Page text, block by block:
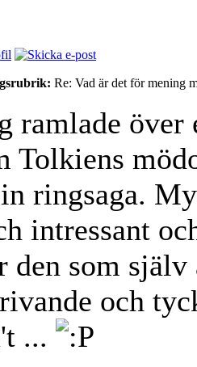
Re: Vad är det för mening
ramlade
Tolkiens
ringsaga.
intressant
den som
och
...